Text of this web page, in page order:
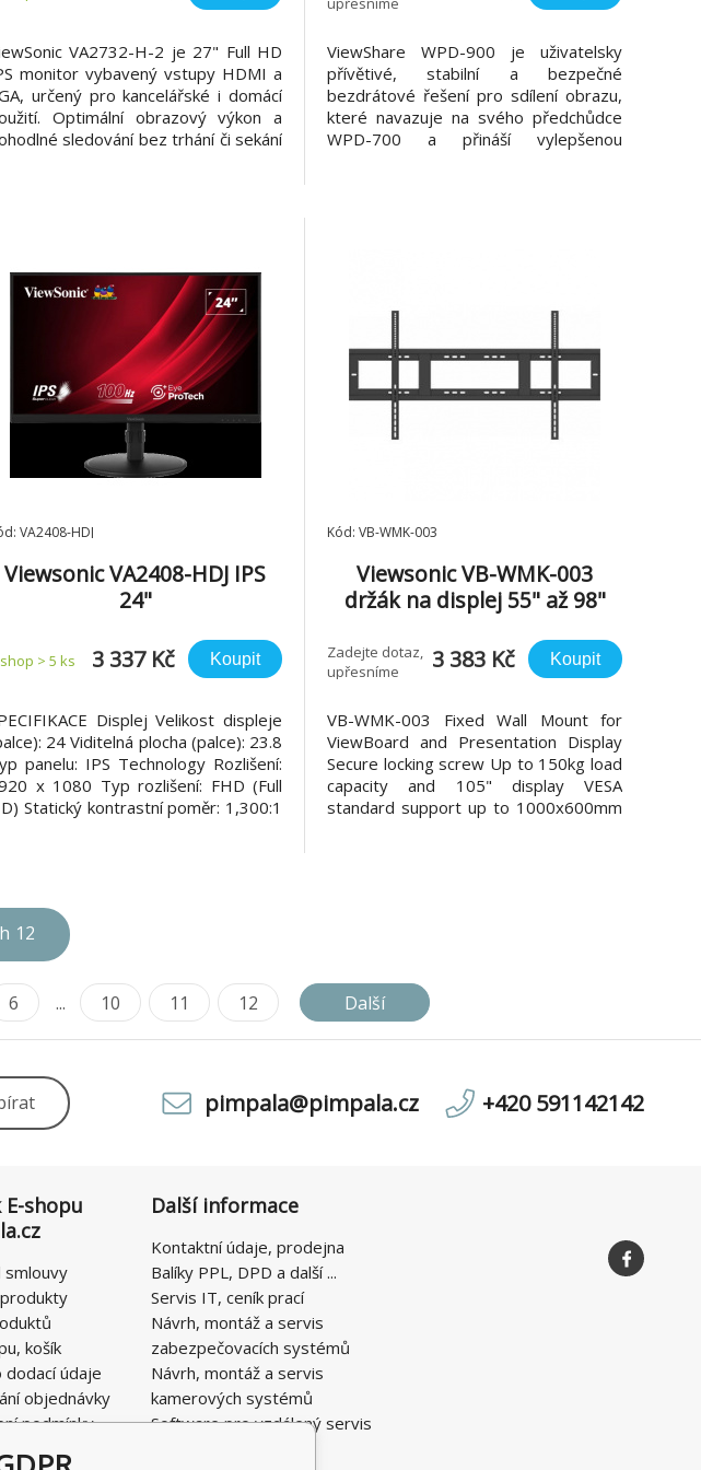
VA2732-H-2 je 27" Full HD
monitor vybavený vstupy HDMI a
určený pro kancelářské i domácí
Optimální obrazový výkon a
sledování bez trhání či sekání
ViewShare WPD-900 je uživatelsky
přívětivé, stabilní a bezpečné
bezdrátové řešení pro sdílení obrazu,
které navazuje na svého předchůdce
WPD-700 a přináší vylepšenou
VA2408-HDJ
Viewsonic VA2408-HDJ IPS
24"
/HDMI/DP/VGA/VESA
> 5 ks 3 337 Kč Koupit
Displej Velikost displeje
24 Viditelná plocha (palce): 23.8
panelu: IPS Technology Rozlišení:
x 1080 Typ rozlišení: FHD (Full
Statický kontrastní poměr: 1,300:1
Kód: VB-WMK-003
Viewsonic VB-WMK-003
držák na displej 55" až 98"
Zadejte dotaz,
upřesníme
3 383 Kč Koupit
VB-WMK-003 Fixed Wall Mount for
ViewBoard and Presentation Display
Secure locking screw Up to 150kg load
capacity and 105" display VESA
standard support up to 1000x600mm
12
6 ... 10 11 12 Další
pimpala@pimpala.cz +420 591142142
shopu
smlouvy
košík
dodací údaje
objednávky
podmínky
E-SHOPU
Další informace
Kontaktní údaje, prodejna
Balíky PPL, DPD a další ...
Servis IT, ceník prací
Návrh, montáž a servis
zabezpečovacích systémů
Návrh, montáž a servis
kamerových systémů
Software pro vzdálený servis